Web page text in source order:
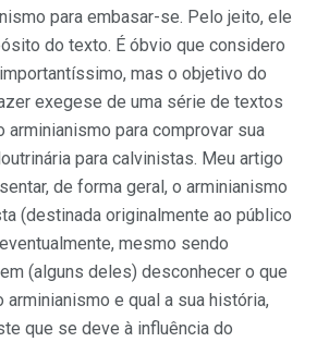
para embasar-se. Pelo jeito, ele
do texto. É óbvio que considero
mas o objetivo do
exegese de uma série de textos
para comprovar sua
para calvinistas. Meu artigo
de forma geral, o arminianismo
(destinada originalmente ao público
mesmo sendo
(alguns deles) desconhecer o que
e qual a sua história,
que se deve à influência do